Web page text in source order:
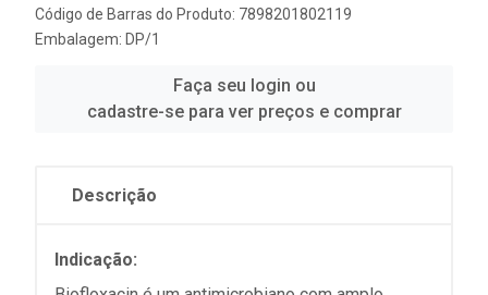
Código de Barras do Produto: 7898201802119
Embalagem: DP/1
Faça seu login ou
cadastre-se para ver preços e comprar
Descrição
Indicação: